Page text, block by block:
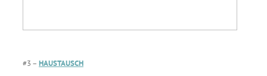
#3 – HAUSTAUSCH